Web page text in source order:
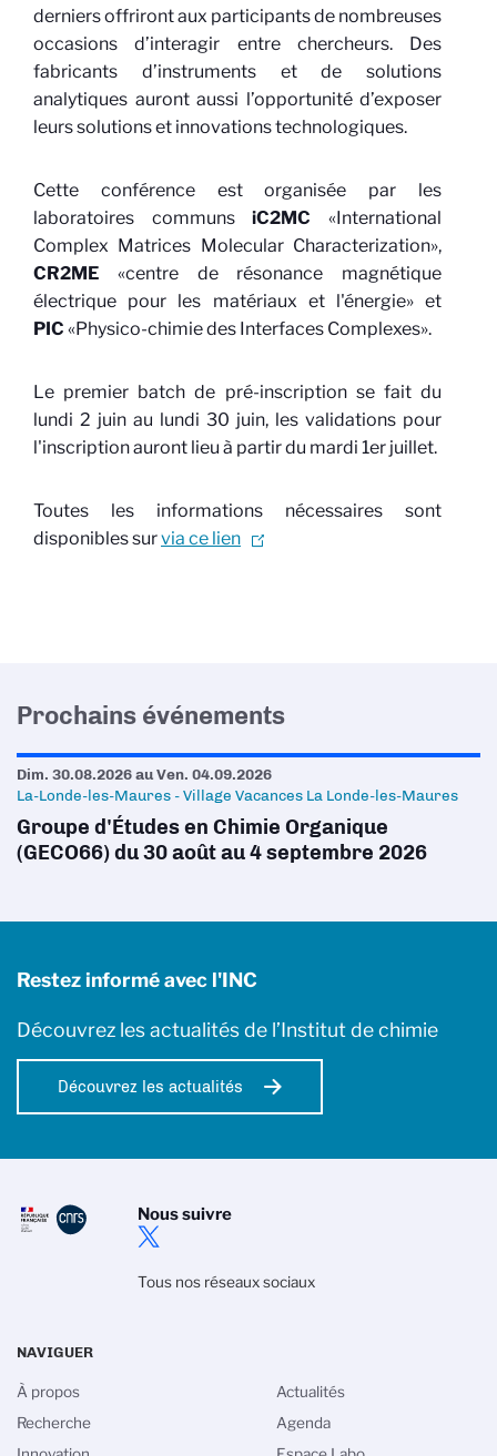
derniers offriront aux participants de nombreuses
occasions d’interagir entre chercheurs. Des
fabricants d’instruments et de solutions
analytiques auront aussi l’opportunité d’exposer
leurs solutions et innovations technologiques.
Cette conférence est organisée par les
laboratoires communsiC2MC «International
Complex Matrices Molecular Characterization»,
CR2ME
«centre de résonance magnétique
électrique pour les matériaux et l'énergie»et
PIC «Physico-chimie des Interfaces Complexes».
Le premier batch de pré-inscription se fait du
lundi 2 juin au lundi 30 juin, les validations pour
l'inscription auront lieu à partir du mardi 1er juillet.
Toutes les informations nécessaires sont
disponibles survia ce lien
Prochains événements
Dim. 30.08.2026auVen. 04.09.2026
La-Londe-les-Maures - Village Vacances La Londe-les-Maures
Groupe d'Études en Chimie Organique
(GECO66) du 30 août au 4 septembre 2026
Restez informé avec l'INC
Découvrez les actualités de l’Institut de chimie
Découvrez les actualités
Nous suivre
Tous nos réseaux sociaux
NAVIGUER
À propos
Recherche
Actualités
Agenda